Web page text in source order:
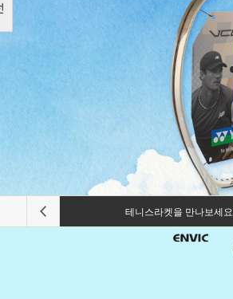
테니스라켓을 만나보세요